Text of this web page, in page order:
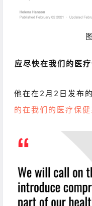
应尽快在我们的医
他在在2月2日发布
的在我们的医疗保